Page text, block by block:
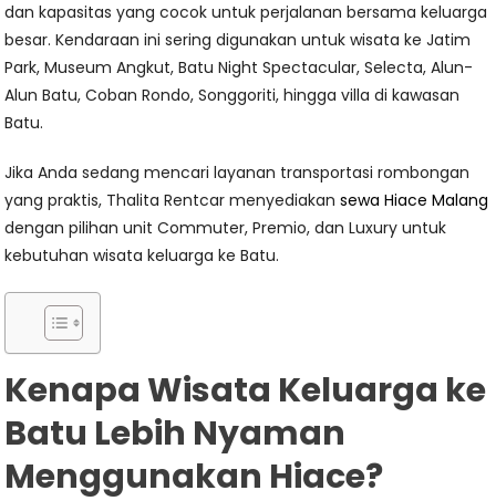
dan kapasitas yang cocok untuk perjalanan bersama keluarga
besar. Kendaraan ini sering digunakan untuk wisata ke Jatim
Park, Museum Angkut, Batu Night Spectacular, Selecta, Alun-
Alun Batu, Coban Rondo, Songgoriti, hingga villa di kawasan
Batu.
Jika Anda sedang mencari layanan transportasi rombongan
yang praktis, Thalita Rentcar menyediakansewa Hiace Malang
dengan pilihan unit Commuter, Premio, dan Luxury untuk
kebutuhan wisata keluarga ke Batu.
Kenapa Wisata Keluarga ke
Batu Lebih Nyaman
Menggunakan Hiace?